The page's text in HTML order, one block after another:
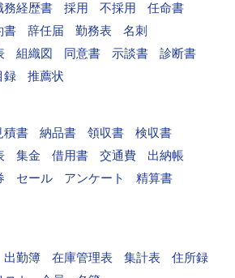
務経歴書 採用 不採用
任命書
書 辞任届 勤務表
名刺
組織図 同意書 示談書
診断書
録 推薦状
積書 納品書 領収書
検収書
集金 借用書 交通費
出納帳
セール アンケート
精算書
出勤簿 在庫管理表 集計表
住所録